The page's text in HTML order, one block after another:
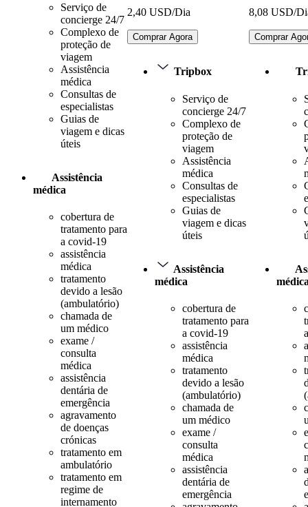
Serviço de
concierge 24/7
Complexo de
proteção de
viagem
Assistência
médica
Consultas de
especialistas
Guias de
viagem e dicas
úteis
Assistência
médica
cobertura de
tratamento para
a covid-19
assistência
médica
tratamento
devido a lesão
(ambulatório)
chamada de
um médico
exame /
consulta
médica
assistência
dentária de
emergência
agravamento
de doenças
crónicas
tratamento em
ambulatório
tratamento em
regime de
internamento
2,40 USD/Dia
Comprar Agora
Tripbox
Serviço de
concierge 24/7
Complexo de
proteção de
viagem
Assistência
médica
Consultas de
especialistas
Guias de
viagem e dicas
úteis
Assistência
médica
cobertura de
tratamento para
a covid-19
assistência
médica
tratamento
devido a lesão
(ambulatório)
chamada de
um médico
exame /
consulta
médica
assistência
dentária de
emergência
8,08 USD/
Comprar